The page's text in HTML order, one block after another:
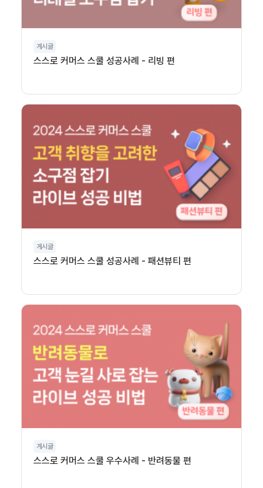
게시글
스스로 커머스 스쿨 성공사례 - 리빙 편
게시글
스스로 커머스 스쿨 성공사례 - 패션뷰티 편
게시글
스스로 커머스 스쿨 우수사례 - 반려동물 편